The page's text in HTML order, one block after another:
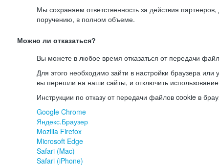
Мы сохраняем ответственность за действия
поручению, в полном объеме.
Можно ли отказаться?
Вы можете в любое время отказаться от передачи
Для этого необходимо зайти в настройки браузера или
вы перешли на наши сайты, и отключить
Инструкции по отказу от передачи файлов cookie в
Google Chrome
Яндекс.Браузер
Mozilla Firefox
Microsoft Edge
Safari (Mac)
Safari (iPhone)